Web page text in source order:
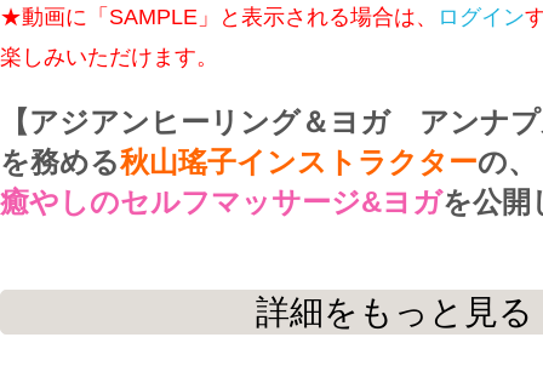
★動画に「SAMPLE」と表示される場合は、 ログイン
楽しみいただけます。
【アジアンヒーリング＆ヨガ アンナ
を務める秋山瑤子インストラクターの、
癒やしのセルフマッサージ&ヨガを公開
手軽にできるマッサージとヨガを交互
いレッスンです。
詳細をもっと見る